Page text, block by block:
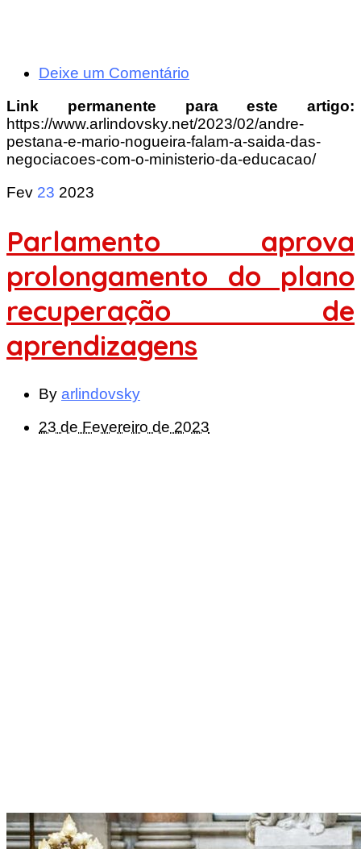
Deixe um Comentário
Link permanente para este artigo:
https://www.arlindovsky.net/2023/02/andre-
pestana-e-mario-nogueira-falam-a-saida-das-
negociacoes-com-o-ministerio-da-educacao/
Fev 23 2023
Parlamento aprova
prolongamento do plano
recuperação de
aprendizagens
By arlindovsky
23 de Fevereiro de 2023